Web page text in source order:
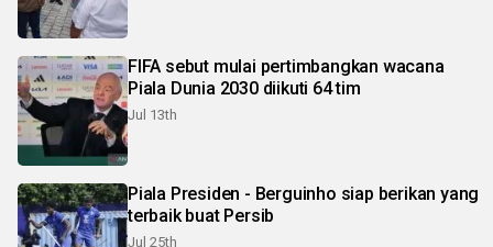
FIFA sebut mulai pertimbangkan wacana
Piala Dunia 2030 diikuti 64 tim
Jul 13th
Piala Presiden - Berguinho siap berikan yang
terbaik buat Persib
Jul 25th